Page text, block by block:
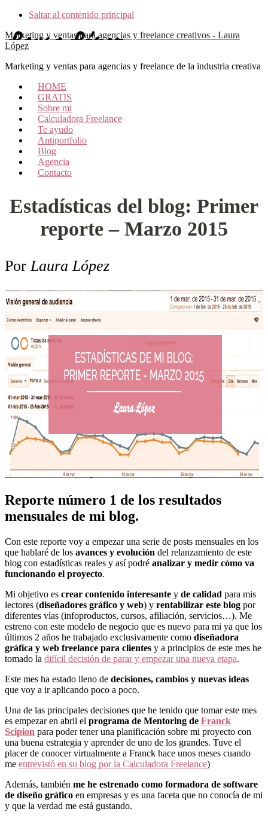
Saltar al contenido principal
Marketing y ventas para agencias y freelance creativos - Laura
López
Marketing y ventas para agencias y freelance de la industria creativa
HOME
GRATIS
Sobre mi
Calculadora Freelance
Te ayudo
Antiportfolio
Blog
Agencia
Contacto
Estadísticas del blog: Primer
reporte – Marzo 2015
PorLaura López
Reporte número 1 de los resultados
mensuales de mi blog.
Con este reporte voy a empezar una serie de posts mensuales en los
que hablaré de los avances y evolución del relanzamiento de este
blog con estadísticas reales y así podré analizar y medir cómo va
funcionando el proyecto.
Mi objetivo es crear contenido interesante y de calidad para mis
lectores (diseñadores gráfico y web) y rentabilizar este blog por
diferentes vías (infoproductos, cursos, afiliación, servicios…). Me
estreno con este modelo de negocio que es nuevo para mi ya que los
últimos 2 años he trabajado exclusivamente como diseñadora
gráfica y web freelance para clientes y a principios de este mes he
tomado la difícil decisión de parar y empezar una nueva etapa.
Este mes ha estado lleno de decisiones, cambios y nuevas ideas
que voy a ir aplicando poco a poco.
Una de las principales decisiones que he tenido que tomar este mes
es empezar en abril el programa de Mentoring de Franck
Scipion para poder tener una planificación sobre mi proyecto con
una buena estrategia y aprender de uno de los grandes. Tuve el
placer de conocer virtualmente a Franck hace unos meses cuando
me entrevistó en su blog por la Calculadora Freelance)
Además, también me he estrenado como formadora de software
de diseño gráfico en empresas y es una faceta que no conocía de mi
y que la verdad me está gustando.